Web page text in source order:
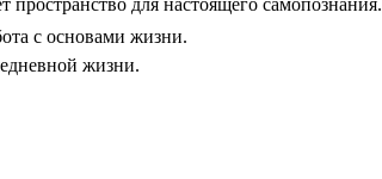
с основами жизни.
жизни.